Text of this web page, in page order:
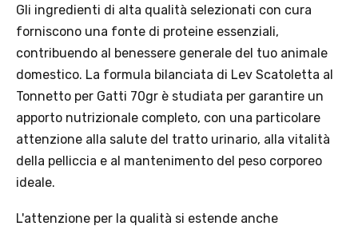
Gli ingredienti di alta qualità selezionati con cura
forniscono una fonte di proteine essenziali,
contribuendo al benessere generale del tuo animale
domestico. La formula bilanciata di Lev Scatoletta al
Tonnetto per Gatti 70gr è studiata per garantire un
apporto nutrizionale completo, con una particolare
attenzione alla salute del tratto urinario, alla vitalità
della pelliccia e al mantenimento del peso corporeo
ideale.
L'attenzione per la qualità si estende anche
Offerta valida solo con consegna InPost, fino al 16
agosto 2026.
· Sconto: 5% riservato esclusivamente ai prodotti a marchio
· Condizione di validità: lo sconto è applicabile solo se il cliente